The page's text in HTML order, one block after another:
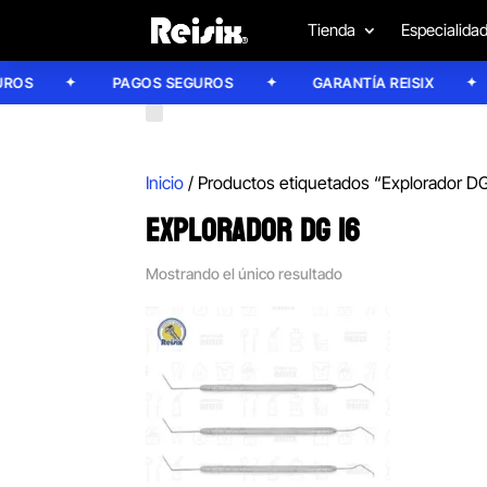
Tienda
PAGOS SEGUROS GARANTÍA REISIX
Inicio / Productos etiquetados “Explorador
EXPLORADOR DG 16
Mostrando el único resultado